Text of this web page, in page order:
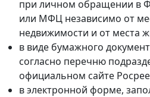
при личном обращении в
или МФЦ независимо от
недвижимости и от места
в виде бумажного
согласно перечню
официальном сайте
в электронной форме,